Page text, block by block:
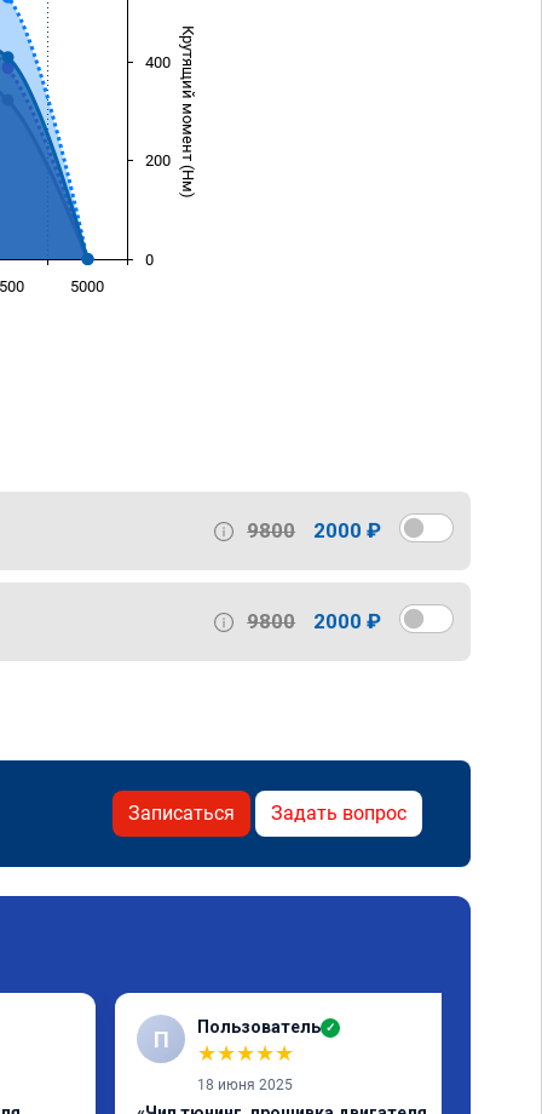
Крутящий момент (Нм)
5000
0
200
400
9800 2000 ₽
9800 2000 ₽
Записаться Задать вопрос
П Пользователь ✓
★★★★★
18 июня 2025